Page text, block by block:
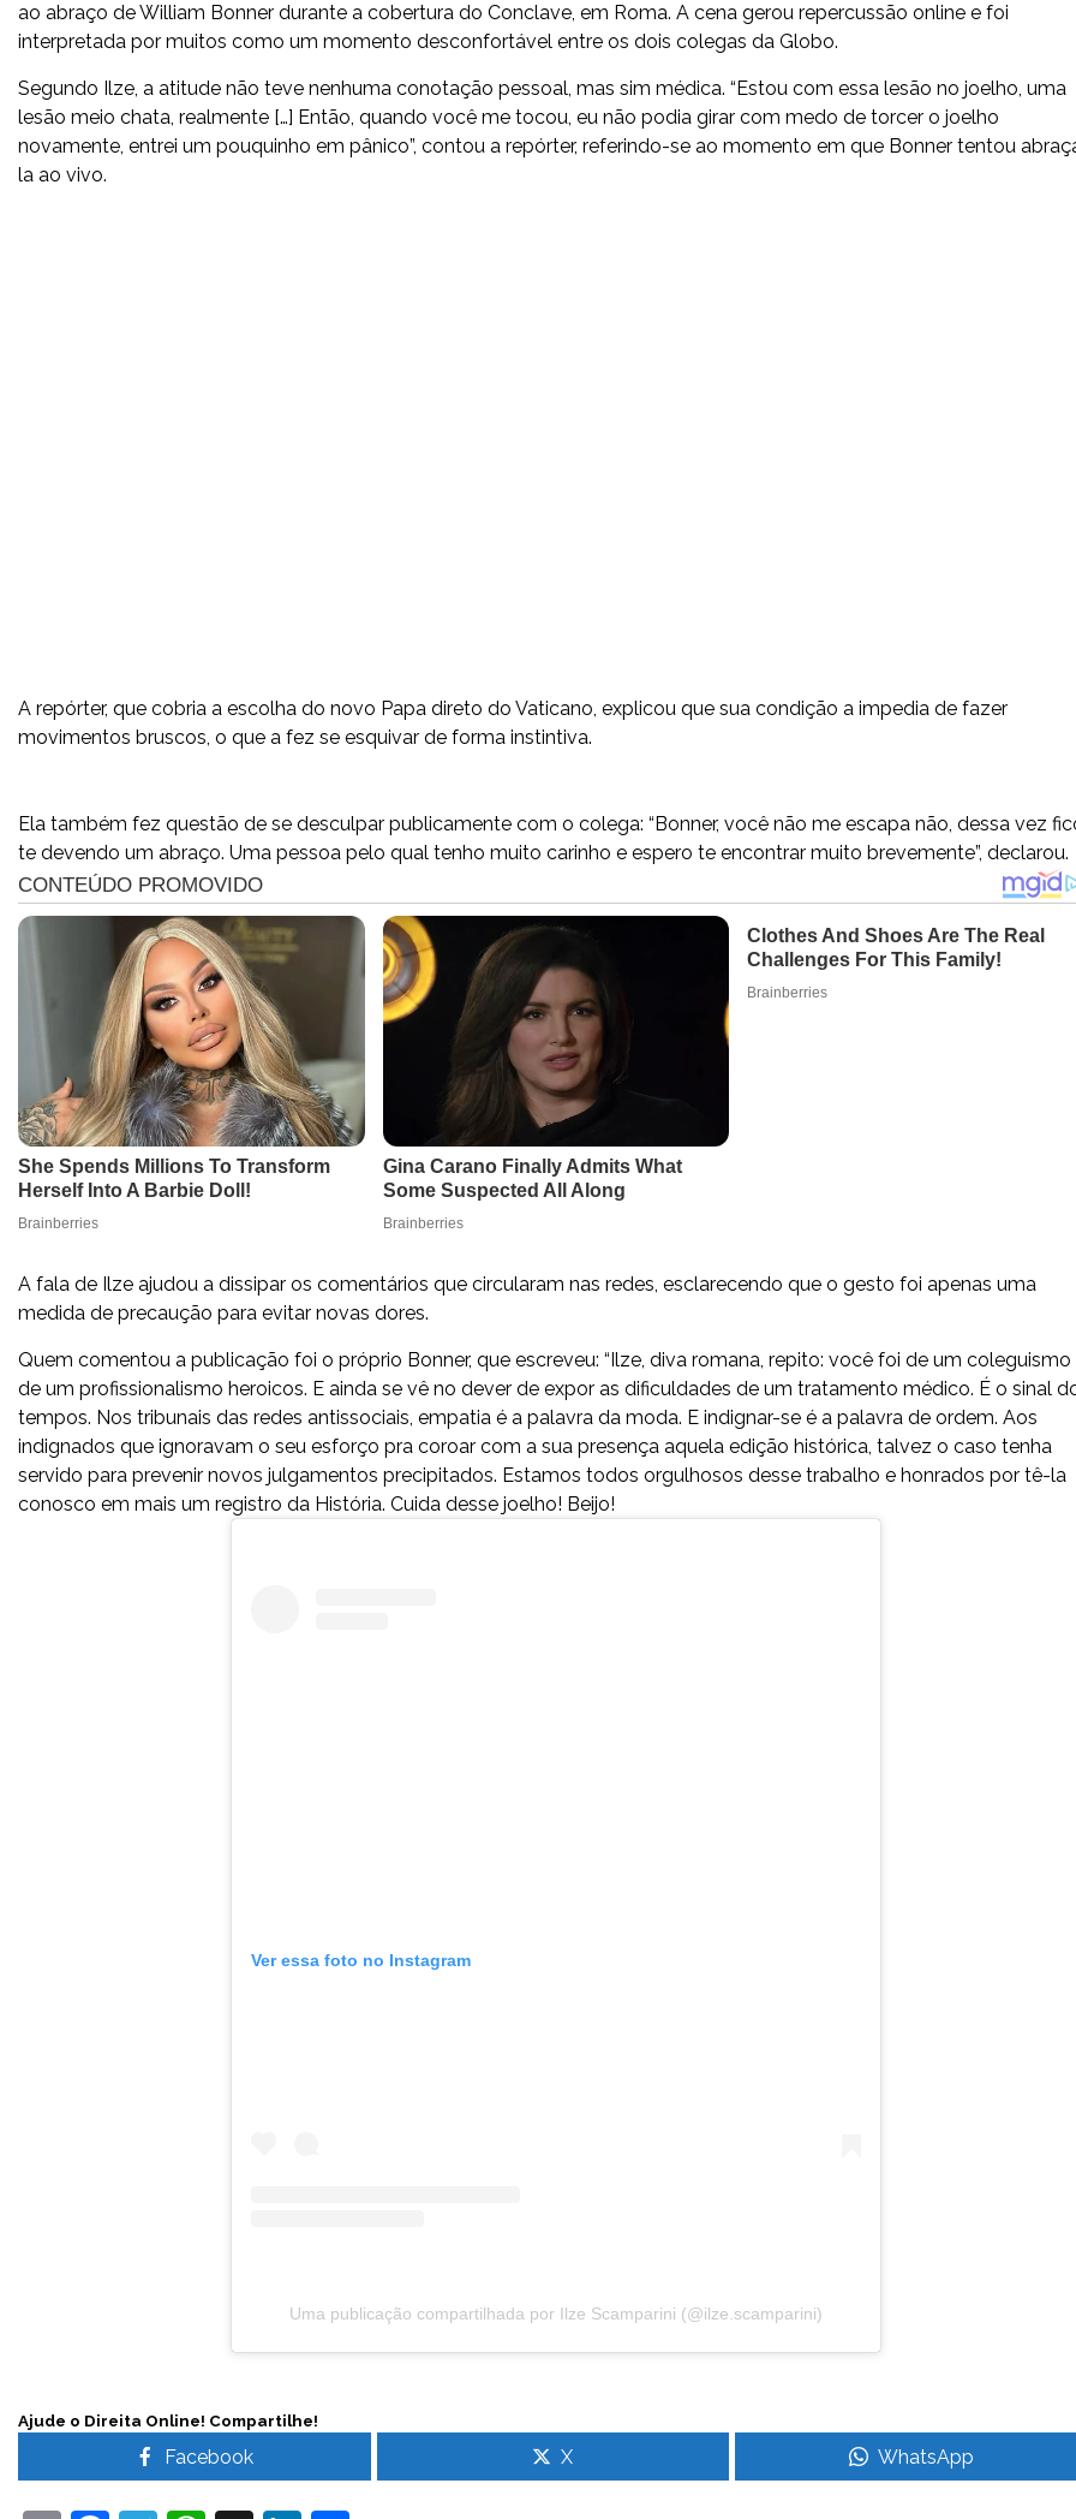
ao abraço de William Bonner durante a cobertura do Conclave, em Roma. A cena gerou repercussão online e foi
interpretada por muitos como um momento desconfortável entre os dois colegas da Globo.
Segundo Ilze, a atitude não teve nenhuma conotação pessoal, mas sim médica. “Estou com essa lesão no joelho, uma
lesão meio chata, realmente […] Então, quando você me tocou, eu não podia girar com medo de torcer o joelho
novamente, entrei um pouquinho em pânico”, contou a repórter, referindo-se ao momento em que Bonner tentou
la ao vivo.
A repórter, que cobria a escolha do novo Papa direto do Vaticano, explicou que sua condição a impedia de fazer
movimentos bruscos, o que a fez se esquivar de forma instintiva.
Ela também fez questão de se desculpar publicamente com o colega: “Bonner, você não me escapa não, dessa vez
te devendo um abraço. Uma pessoa pelo qual tenho muito carinho e espero te encontrar muito brevemente”, declarou.
A fala de Ilze ajudou a dissipar os comentários que circularam nas redes, esclarecendo que o gesto foi apenas uma
medida de precaução para evitar novas dores.
Quem comentou a publicação foi o próprio Bonner, que escreveu: “Ilze, diva romana, repito: você foi de um coleguismo
de um profissionalismo heroicos. E ainda se vê no dever de expor as dificuldades de um tratamento médico. É o sinal
tempos. Nos tribunais das redes antissociais, empatia é a palavra da moda. E indignar-se é a palavra de ordem. Aos
indignados que ignoravam o seu esforço pra coroar com a sua presença aquela edição histórica, talvez o caso tenha
servido para prevenir novos julgamentos precipitados. Estamos todos orgulhosos desse trabalho e honrados por tê-la
conosco em mais um registro da História. Cuida desse joelho! Beijo!
Ver essa foto no Instagram
Uma publicação compartilhada por Ilze Scamparini (@ilze.scamparini)
Ajude o Direita Online! Compartilhe!
Facebook X WhatsApp